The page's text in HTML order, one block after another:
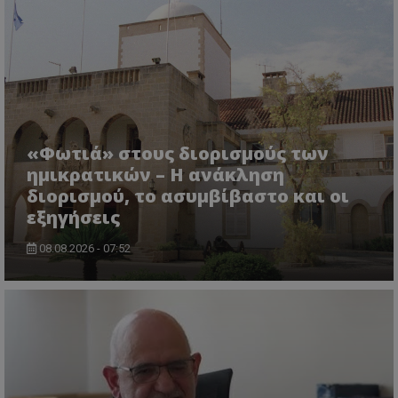
«Φωτιά» στους διορισμούς των
ημικρατικών – Η ανάκληση
διορισμού, το ασυμβίβαστο και οι
εξηγήσεις
08.08.2026 - 07:52
VISITOR_PRIVACY_METADATA